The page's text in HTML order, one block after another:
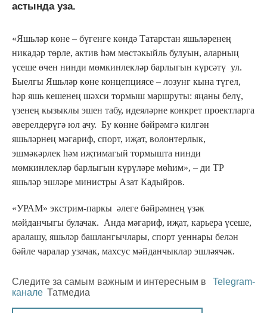
астында уза.
«Яшьләр көне – бүгенге көндә Татарстан яшьләренең
никадәр төрле, актив һәм мөстәкыйль булуын, аларның
үсеше өчен нинди мөмкинлекләр барлыгын күрсәтү ул.
Быелгы Яшьләр көне концепциясе – лозунг кына түгел,
һәр яшь кешенең шәхси тормыш маршруты: яңаны белү,
үзенең кызыклы эшен табу, идеяләрне конкрет проектларга
әверелдерүгә юл ачу. Бу көнне бәйрәмгә килгән
яшьләрнең мәгариф, спорт, иҗат, волонтерлык,
эшмәкәрлек һәм иҗтимагый тормышта нинди
мөмкинлекләр барлыгын күрүләре мөһим», – ди ТР
яшьләр эшләре министры Азат Кадыйров.
«УРАМ» экстрим-паркы әлеге бәйрәмнең үзәк
мәйданчыгы булачак. Анда мәгариф, иҗат, карьера үсеше,
аралашу, яшьләр башлангычлары, спорт уеннары белән
бәйле чаралар узачак, махсус мәйданчыклар эшләячәк.
Следите за самым важным и интересным в
Telegram-
канале Татмедиа